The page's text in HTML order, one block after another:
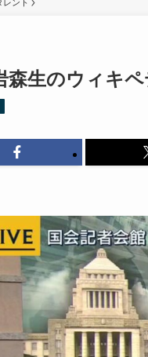
レント
森生のウィキ